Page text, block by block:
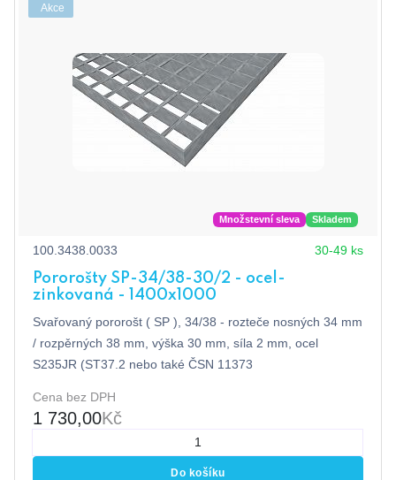
Akce
Množstevní sleva Skladem
100.3438.0033 30-49 ks
Pororošty SP-34/38-30/2 - ocel-
zinkovaná - 1400x1000
Svařovaný pororošt ( SP ), 34/38 - rozteče nosných 34 mm
/ rozpěrných 38 mm, výška 30 mm, síla 2 mm, ocel
S235JR (ST37.2 nebo také ČSN 11373
Cena bez DPH
1 730,00Kč
Do košíku